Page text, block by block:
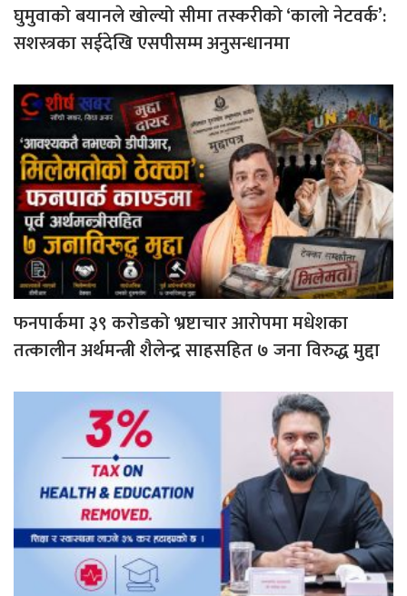
घुमुवाको बयानले खोल्यो सीमा तस्करीको ‘कालो नेटवर्क’:
सशस्त्रका सईदेखि एसपीसम्म अनुसन्धानमा
फनपार्कमा ३९ करोडको भ्रष्टाचार आरोपमा मधेशका
तत्कालीन अर्थमन्त्री शैलेन्द्र साहसहित ७ जना विरुद्ध मुद्दा